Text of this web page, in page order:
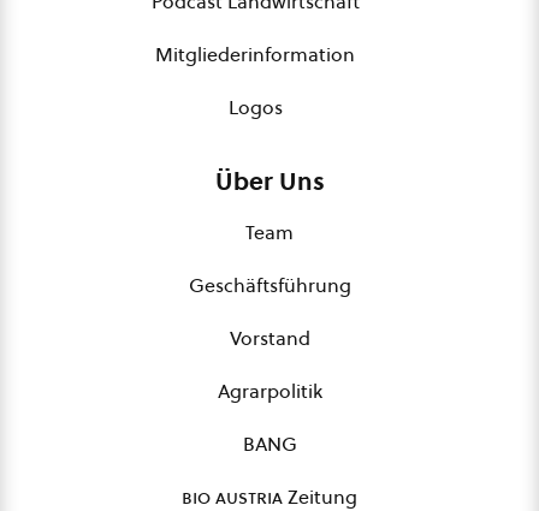
Mitgliederinformation
Logos
Über Uns
Team
Geschäftsführung
Vorstand
Agrarpolitik
BANG
bio austriaZeitung